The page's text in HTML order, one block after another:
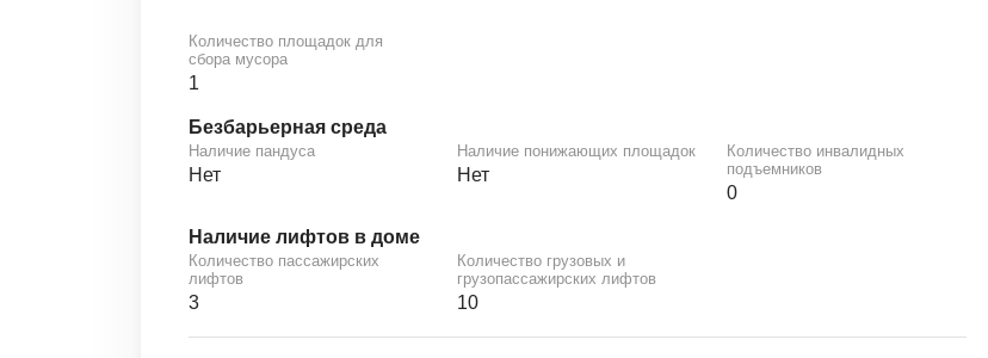
Количество площадок для
сбора мусора
1
Безбарьерная среда
Наличие пандуса
Нет
Наличие понижающих площадок
Нет
Количество инвалидных
подъемников
0
Наличие лифтов в доме
Количество пассажирских
лифтов
3
Количество грузовых и
грузопассажирских лифтов
10